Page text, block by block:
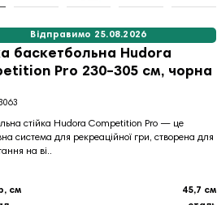
Відправимо 25.08.2026
баскетбольна Hudora
Pro 230–305 см, чорна
стійка Hudora Competition Pro — це
система для рекреаційної гри, створена для
на ві..
см
45,7 см